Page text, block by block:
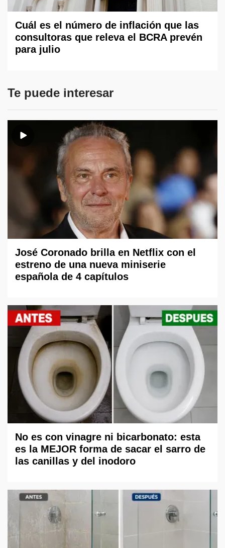
Cuál es el número de inflación que las
consultoras que releva el BCRA prevén
para julio
Te puede interesar
José Coronado brilla en Netflix con el
estreno de una nueva miniserie
española de 4 capítulos
No es con vinagre ni bicarbonato: esta
es la MEJOR forma de sacar el sarro de
las canillas y del inodoro